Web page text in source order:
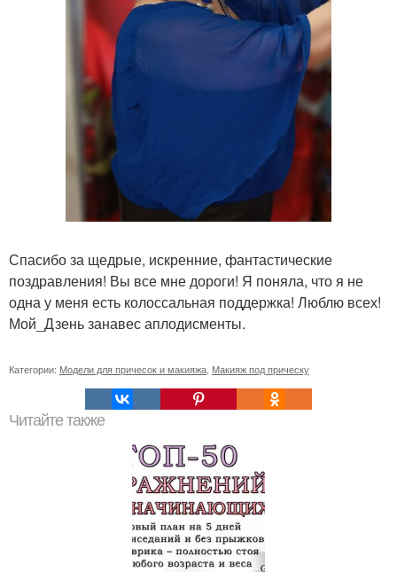
Спасибо за щедрые, искренние, фантастические
поздравления! Вы все мне дороги! Я поняла, что я не
одна у меня есть колоссальная поддержка! Люблю всех!
Мой_Дзень занавес аплодисменты.
Категории: Модели для причесок и макияжа Макияж под прическу
Читайте также